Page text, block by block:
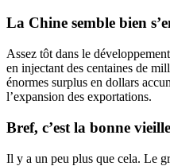
La Chine semble bien
Assez tôt dans le
en injectant des centaines de
énormes surplus en dollars
l’expansion des exportations.
Bref, c’est la bonne
Il y a un peu plus que cela. Le